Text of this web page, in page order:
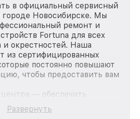
в официальный сервисный
городе Новосибирске. Мы
ремонт и
Fortuna для всех
и окрестностей. Наша
из сертифицированных
постоянно повышают
чтобы предоставить вам
— обеспечить
доступный ремонт для
продукции Fortuna, вне
Развернуть